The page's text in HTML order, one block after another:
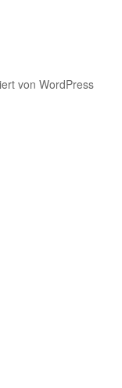
von WordPress